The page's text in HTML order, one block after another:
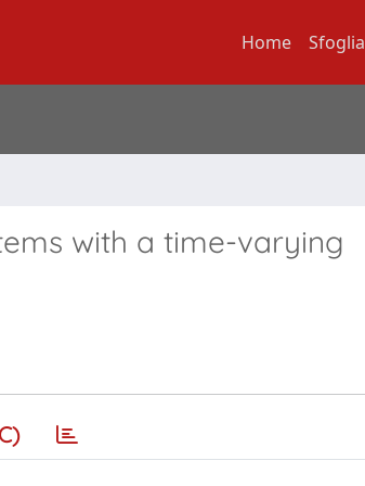
Home Sfoglia
with a time-varying